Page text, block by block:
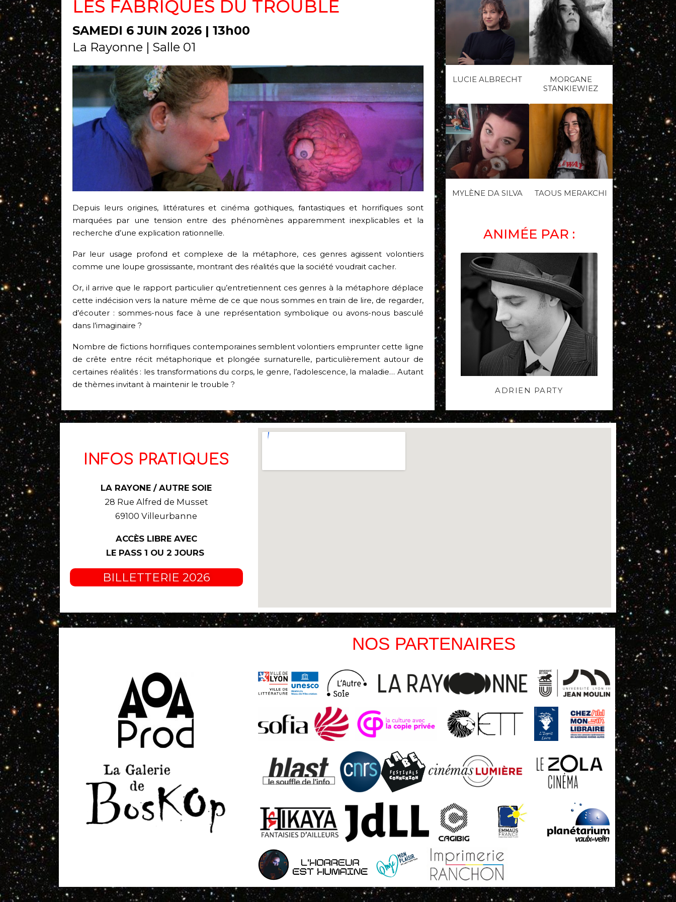
LES FABRIQUES DU TROUBLE
SAMEDI 6 JUIN 2026 | 13h00
La Rayonne | Salle 01
Depuis leurs origines, littératures et cinéma gothiques, fantastiques et horrifiques sont
marquées par une tension entre des phénomènes apparemment inexplicables et la
recherche d’une explication rationnelle.
Par leur usage profond et complexe de la métaphore, ces genres agissent volontiers
comme une loupe grossissante, montrant des réalités que la société voudrait cacher.
Or, il arrive que le rapport particulier qu’entretiennent ces genres à la métaphore déplace
cette indécision vers la nature même de ce que nous sommes en train de lire, de regarder,
d’écouter : sommes-nous face à une représentation symbolique ou avons-nous basculé
dans l’imaginaire ?
Nombre de fictions horrifiques contemporaines semblent volontiers emprunter cette ligne
de crête entre récit métaphorique et plongée surnaturelle, particulièrement autour de
certaines réalités : les transformations du corps, le genre, l’adolescence, la maladie… Autant
de thèmes invitant à maintenir le trouble ?
LUCIE ALBRECHT
MORGANE
STANKIEWIEZ
MYLÈNE DA SILVA TAOUS MERAKCHI
ANIMÉE PAR :
ADRIEN PARTY
INFOS PRATIQUES
LA RAYONE / AUTRE SOIE
28 Rue Alfred de Musset
69100 Villeurbanne
ACCÈS LIBRE AVEC
LE PASS 1 OU 2 JOURS
BILLETTERIE 2026
NOS PARTENAIRES